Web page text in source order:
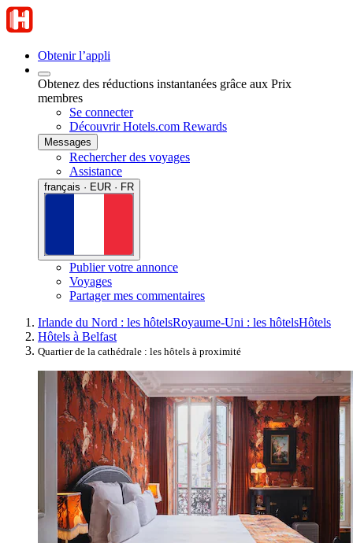
Obtenir l’appli
Obtenez des réductions instantanées grâce aux Prix
membres
Se connecter
Découvrir Hotels.com Rewards
Messages
Rechercher des voyages
Assistance
français · EUR · FR
Publier votre annonce
Voyages
Partager mes commentaires
Irlande du Nord : les hôtelsRoyaume-Uni : les hôtelsHôtels
Hôtels à Belfast
Quartier de la cathédrale : les hôtels à proximité